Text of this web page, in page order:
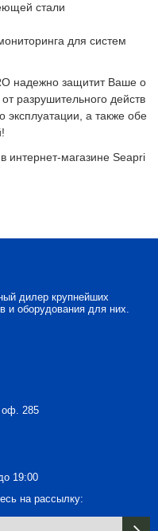
стали
для систем
надежно защитит Ваше о
разрушительного действ
эксплуатации, а также обе
интернет-магазине Seapri
дилер крупнейших
и оборудования для них.
оф. 285
19:00
на рассылку: